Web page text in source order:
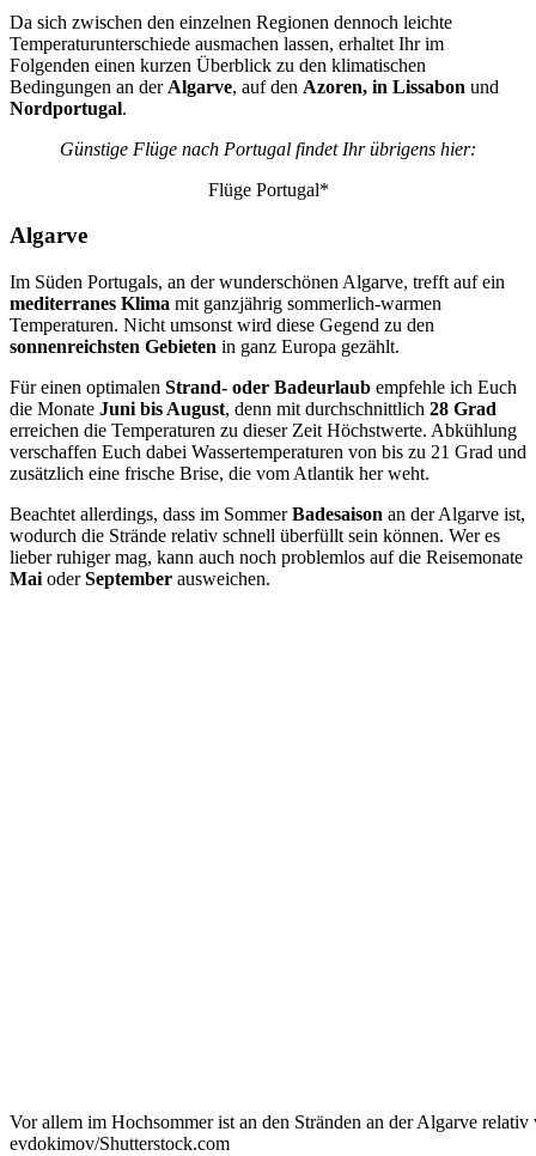
Da sich zwischen den einzelnen Regionen dennoch leichte
Temperaturunterschiede ausmachen lassen, erhaltet Ihr im
Folgenden einen kurzen Überblick zu den klimatischen
Bedingungen an der Algarve, auf den Azoren, in Lissabon und
Nordportugal.
Günstige Flüge nach Portugal findet Ihr übrigens hier:
Flüge Portugal*
Algarve
Im Süden Portugals, an der wunderschönen Algarve, trefft auf ein
mediterranes Klima mit ganzjährig sommerlich-warmen
Temperaturen. Nicht umsonst wird diese Gegend zu den
sonnenreichsten Gebieten in ganz Europa gezählt.
Für einen optimalen Strand- oder Badeurlaub empfehle ich Euch
die Monate Juni bis August, denn mit durchschnittlich 28 Grad
erreichen die Temperaturen zu dieser Zeit Höchstwerte. Abkühlung
verschaffen Euch dabei Wassertemperaturen von bis zu 21 Grad und
zusätzlich eine frische Brise, die vom Atlantik her weht.
Beachtet allerdings, dass im SommerBadesaison an der Algarve ist,
wodurch die Strände relativ schnell überfüllt sein können. Wer es
lieber ruhiger mag, kann auch noch problemlos auf die Reisemonate
Mai oderSeptember ausweichen.
Vor allem im Hochsommer ist an den Stränden an der Algarve
evdokimov/Shutterstock.com